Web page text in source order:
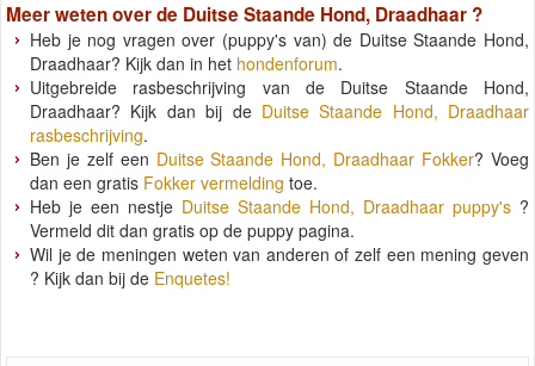
Meer weten over de Duitse Staande Hond, Draadhaar ?
Heb je nog vragen over (puppy's van) de Duitse Staande Hond,
Draadhaar? Kijk dan in het hondenforum.
Uitgebreide rasbeschrijving van de Duitse Staande Hond,
Draadhaar? Kijk dan bij de Duitse Staande Hond, Draadhaar
rasbeschrijving.
Ben je zelf een Duitse Staande Hond, Draadhaar Fokker? Voeg
dan een gratis Fokker vermelding toe.
Heb je een nestje Duitse Staande Hond, Draadhaar puppy's ?
Vermeld dit dan gratis op de puppy pagina.
Wil je de meningen weten van anderen of zelf een mening geven
? Kijk dan bij de Enquetes!